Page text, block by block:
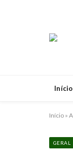
Início
Início »
GERAL